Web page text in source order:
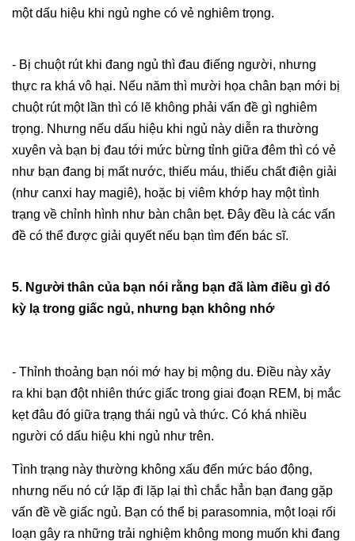
một dấu hiệu khi ngủ nghe có vẻ nghiêm trọng.
- Bị chuột rút khi đang ngủ thì đau điếng người, nhưng
thực ra khá vô hại. Nếu năm thì mười họa chân bạn mới bị
chuột rút một lần thì có lẽ không phải vấn đề gì nghiêm
trọng. Nhưng nếu dấu hiệu khi ngủ này diễn ra thường
xuyên và bạn bị đau tới mức bừng tỉnh giữa đêm thì có vẻ
như bạn đang bị mất nước, thiếu máu, thiếu chất điện giải
(như canxi hay magiê), hoặc bị viêm khớp hay một tình
trạng về chỉnh hình như bàn chân bẹt. Đây đều là các vấn
đề có thể được giải quyết nếu bạn tìm đến bác sĩ.
5. Người thân của bạn nói rằng bạn đã làm điều gì đó
kỳ lạ trong giấc ngủ, nhưng bạn không nhớ
- Thỉnh thoảng bạn nói mớ hay bị mộng du. Điều này xảy
ra khi bạn đột nhiên thức giấc trong giai đoạn REM, bị mắc
kẹt đâu đó giữa trạng thái ngủ và thức. Có khá nhiều
người có dấu hiệu khi ngủ như trên.
Tình trạng này thường không xấu đến mức báo động,
nhưng nếu nó cứ lặp đi lặp lại thì chắc hẳn bạn đang gặp
vấn đề về giấc ngủ. Bạn có thể bị parasomnia, một loại rối
loạn gây ra những trải nghiệm không mong muốn khi đang